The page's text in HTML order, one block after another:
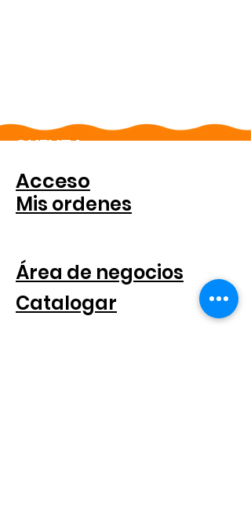
CUENTA
Acceso
Mis ordenes
Área de negocios
Catalogar